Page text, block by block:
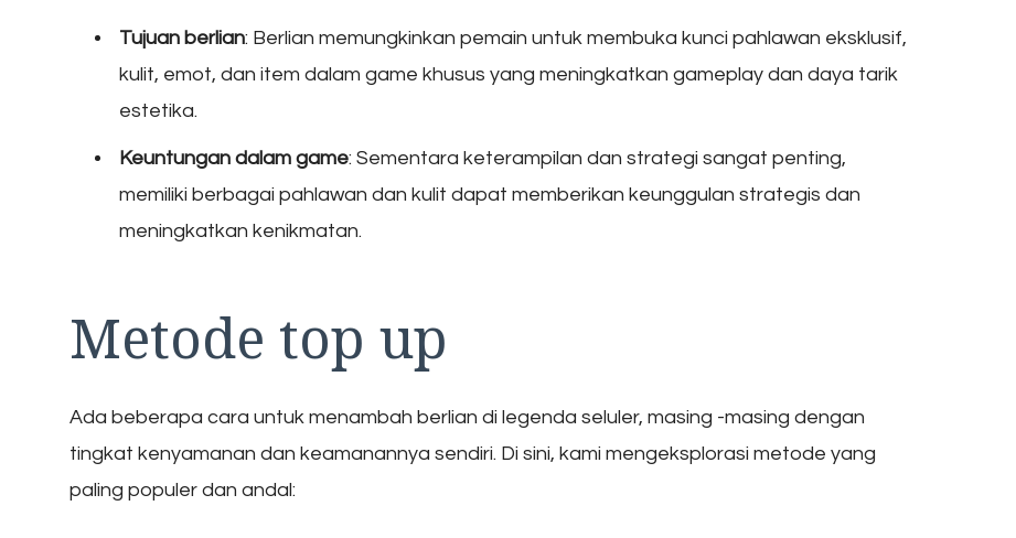
Tujuan berlian: Berlian memungkinkan pemain untuk membuka kunci pahlawan eksklusif,
kulit, emot, dan item dalam game khusus yang meningkatkan gameplay dan daya tarik
estetika.
Keuntungan dalam game: Sementara keterampilan dan strategi sangat penting,
memiliki berbagai pahlawan dan kulit dapat memberikan keunggulan strategis dan
meningkatkan kenikmatan.
Metode top up
Ada beberapa cara untuk menambah berlian di legenda seluler, masing -masing dengan
tingkat kenyamanan dan keamanannya sendiri. Di sini, kami mengeksplorasi metode yang
paling populer dan andal: